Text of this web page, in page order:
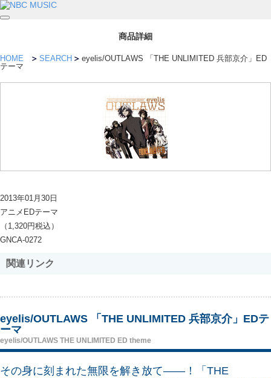
商品詳細
HOME SEARCH
eyelis/OUTLAWS 「THE UNLIMITED 兵部京介」ED
テーマ
2013年01月30日
アニメEDテーマ
（1,320円税込）
GNCA-0272
関連リンク
eyelis/OUTLAWS 「THE UNLIMITED 兵部京介」EDテ
ーマ
eyelis/OUTLAWS THE UNLIMITED ED theme
その身に刻まれた無限を解き放て――！「THE